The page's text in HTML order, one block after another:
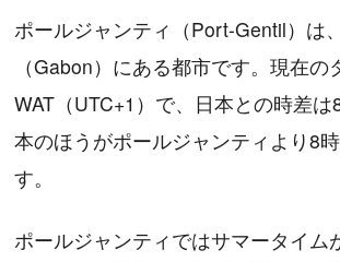
ポールジャンティ（Port-Gentil）は
（Gabon）にある都市です。現在の
WAT（UTC+1）で、日本との時差は
本のほうがポールジャンティより8
す。
ポールジャンティではサマータイム